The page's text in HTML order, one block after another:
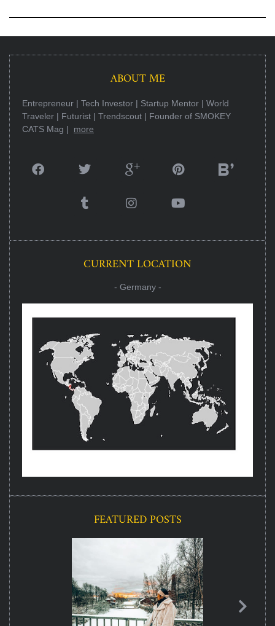
ABOUT ME
Entrepreneur | Tech Investor | Startup Mentor | World
Traveler | Futurist | Trendscout | Founder of SMOKEY
CATS Mag | more
CURRENT LOCATION
- Germany -
FEATURED POSTS